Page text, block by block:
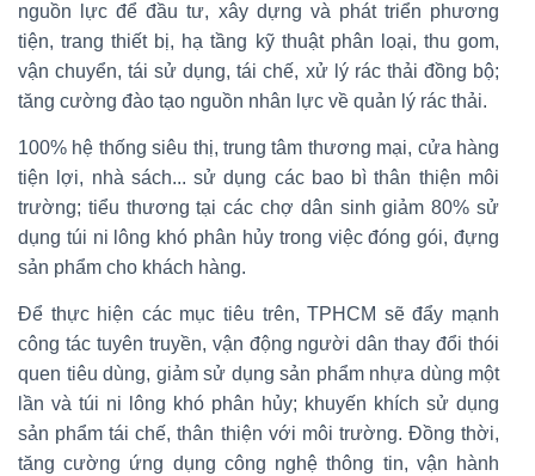
nguồn lực để đầu tư, xây dựng và phát triển phương
tiện, trang thiết bị, hạ tầng kỹ thuật phân loại, thu gom,
vận chuyển, tái sử dụng, tái chế, xử lý rác thải đồng bộ;
tăng cường đào tạo nguồn nhân lực về quản lý rác thải.
100% hệ thống siêu thị, trung tâm thương mại, cửa hàng
tiện lợi, nhà sách... sử dụng các bao bì thân thiện môi
trường; tiểu thương tại các chợ dân sinh giảm 80% sử
dụng túi ni lông khó phân hủy trong việc đóng gói, đựng
sản phẩm cho khách hàng.
Để thực hiện các mục tiêu trên, TPHCM sẽ đẩy mạnh
công tác tuyên truyền, vận động người dân thay đổi thói
quen tiêu dùng, giảm sử dụng sản phẩm nhựa dùng một
lần và túi ni lông khó phân hủy; khuyến khích sử dụng
sản phẩm tái chế, thân thiện với môi trường. Đồng thời,
tăng cường ứng dụng công nghệ thông tin, vận hành